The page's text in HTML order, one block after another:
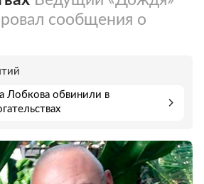
сообщения о
Лобкова обвинили в